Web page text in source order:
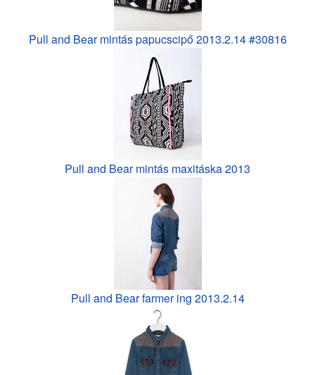
Pull and Bear mintás papucscipő 2013.2.14 #30816
Pull and Bear mintás maxitáska 2013
Pull and Bear farmer ing 2013.2.14